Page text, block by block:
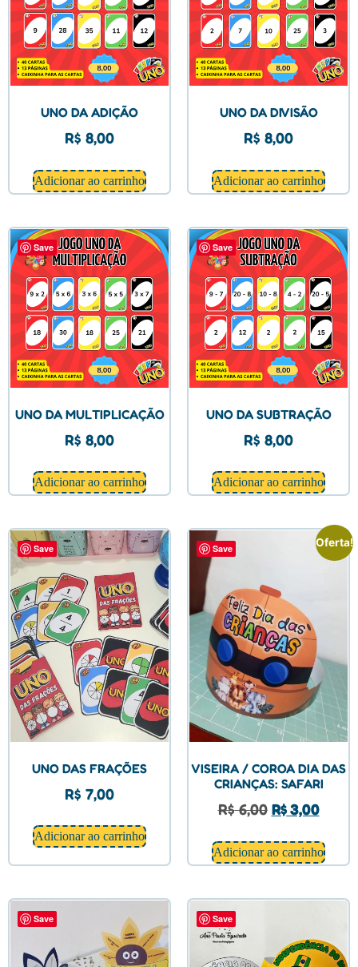
UNO DA ADIÇÃO
R$ 8,00
Adicionar ao carrinho
UNO DA DIVISÃO
R$ 8,00
Adicionar ao carrinho
Save
UNO DA MULTIPLICAÇÃO
R$ 8,00
Adicionar ao carrinho
Save
UNO DA SUBTRAÇÃO
R$ 8,00
Adicionar ao carrinho
Save
UNO DAS FRAÇÕES
R$ 7,00
Adicionar ao carrinho
Save Oferta!
VISEIRA / COROA DIA DAS
CRIANÇAS: SAFARI
R$6,00 R$3,00
Adicionar ao carrinho
Save Save